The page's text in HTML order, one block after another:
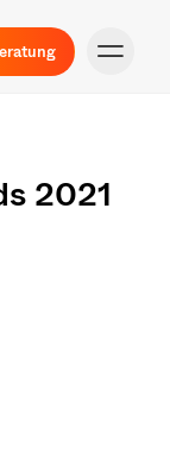
2021